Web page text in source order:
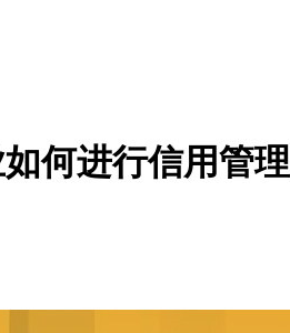
何进行信用管理